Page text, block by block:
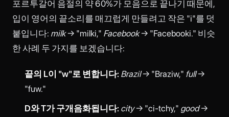
포르투갈어 음절의 약 60%가 모음으로 끝나기 때문에,
입이 영어의 끝소리를 매끄럽게 만들려고 작은 "i"를 덧
붙입니다: milk→ "milki," Facebook→ "Facebooki." 비슷
한 사례 두 가지를 보겠습니다:
끝의 L이 "w"로 변합니다: Brazil→ "Braziw," full→
"fuw."
D와 T가 구개음화됩니다: city→ "ci-tchy," good→